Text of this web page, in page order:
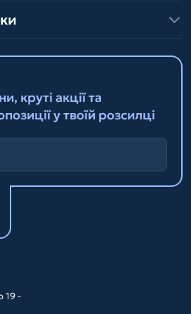
круті акції та
у твоїй розсилці
19 -